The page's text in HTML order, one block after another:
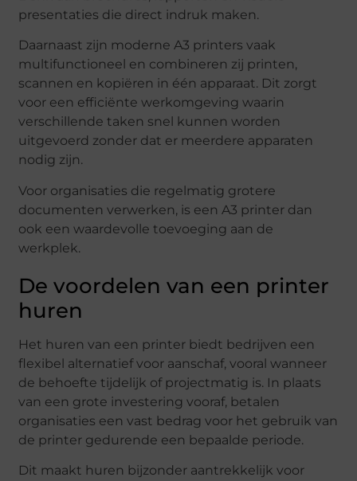
presentaties die direct indruk maken.
Daarnaast zijn moderne A3 printers vaak
multifunctioneel en combineren zij printen,
scannen en kopiëren in één apparaat. Dit zorgt
voor een efficiënte werkomgeving waarin
verschillende taken snel kunnen worden
uitgevoerd zonder dat er meerdere apparaten
nodig zijn.
Voor organisaties die regelmatig grotere
documenten verwerken, is een A3 printer dan
ook een waardevolle toevoeging aan de
werkplek.
De voordelen van een printer
huren
Het huren van een printer biedt bedrijven een
flexibel alternatief voor aanschaf, vooral wanneer
de behoefte tijdelijk of projectmatig is. In plaats
van een grote investering vooraf, betalen
organisaties een vast bedrag voor het gebruik van
de printer gedurende een bepaalde periode.
Dit maakt huren bijzonder aantrekkelijk voor